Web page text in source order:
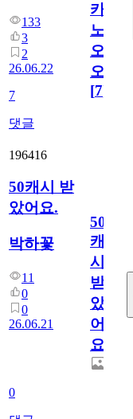
133
3
2
26.06.22
7
댓글
카
노
오
오!
[7]
196416
50캐시 받
았어요.
박하꽃
11
0
0
26.06.21
0
50
캐
시
받
았
어
요.